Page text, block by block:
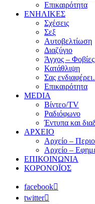
Επικαιρότητα
ΕΝΗΛΙΚΕΣ
Σχέσεις
Σεξ
Αυτοβελτίωση
Διαζύγιο
Άγχος –
Κατάθλιψη
Σας
Επικαιρότητα
MEDIA
Βίντεο/TV
Ραδιόφωνο
Έντυπα και
ΑΡΧΕΙΟ
Αρχείο –
Αρχείο –
ΕΠΙΚΟΙΝΩΝΙΑ
ΚΟΡΟΝΟΪΟΣ
facebook
twitter